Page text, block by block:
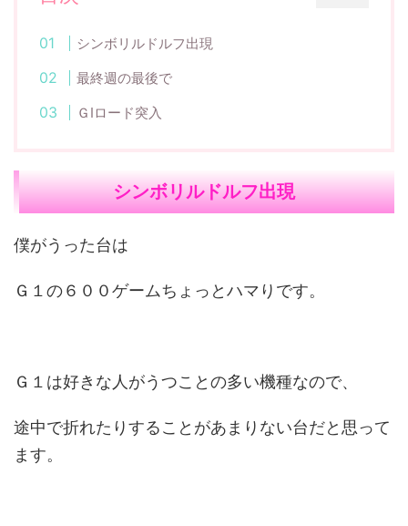
シンボリルドルフ出現
最終週の最後で
ＧⅠロード突入
シンボリルドルフ出現
僕がうった台は
Ｇ１の６００ゲームちょっとハマりです。
Ｇ１は好きな人がうつことの多い機種なので、
途中で折れたりすることがあまりない台だと思って
ます。